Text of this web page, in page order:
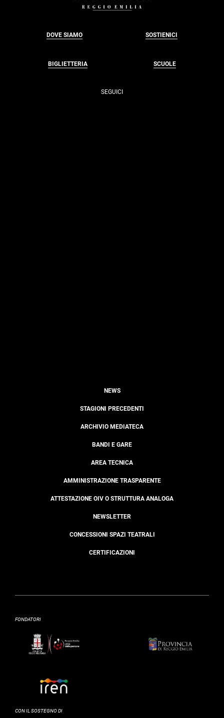
DOVE SIAMO SOSTIENICI
BIGLIETTERIA SCUOLE
SEGUICI
NEWS
STAGIONI PRECEDENTI
ARCHIVIO MEDIATECA
BANDI E GARE
AREA TECNICA
AMMINISTRAZIONE TRASPARENTE
ATTESTAZIONE OIV O STRUTTURA ANALOGA
NEWSLETTER
CONCESSIONI SPAZI TEATRALI
CERTIFICAZIONI
FONDATORI
CON IL SOSTEGNO DI